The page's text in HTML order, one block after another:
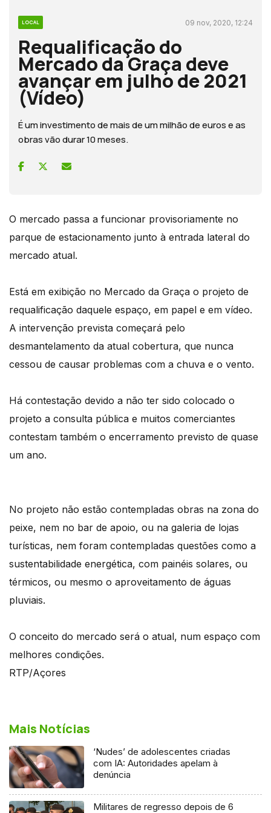
LOCAL 09 nov, 2020, 12:24
Requalificação do
Mercado da Graça deve
avançar em julho de 2021
(Vídeo)
É um investimento de mais de um milhão de euros e as
obras vão durar 10 meses.
O mercado passa a funcionar provisoriamente no
parque de estacionamento junto à entrada lateral do
mercado atual.
Está em exibição no Mercado da Graça o projeto de
requalificação daquele espaço, em papel e em vídeo.
A intervenção prevista começará pelo
desmantelamento da atual cobertura, que nunca
cessou de causar problemas com a chuva e o vento.
Há contestação devido a não ter sido colocado o
projeto a consulta pública e muitos comerciantes
contestam também o encerramento previsto de quase
um ano.
No projeto não estão contempladas obras na zona do
peixe, nem no bar de apoio, ou na galeria de lojas
turísticas, nem foram contempladas questões como a
sustentabilidade energética, com painéis solares, ou
térmicos, ou mesmo o aproveitamento de águas
pluviais.
O conceito do mercado será o atual, num espaço com
melhores condições.
RTP/Açores
Mais Notícias
‘Nudes’ de adolescentes criadas
com IA: Autoridades apelam à
denúncia
Militares de regresso depois de 6